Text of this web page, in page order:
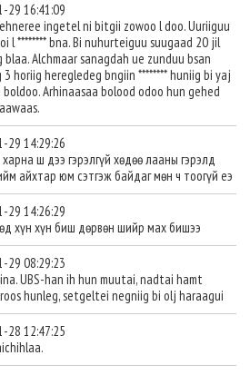
29 16:41:09
ingetel ni bitgii zowoo l doo. Uuriiguu
l ******** bna. Bi nuhurteiguu suugaad 20 jil
Alchmaar sanagdah ue zunduu bsan
3 horiig heregledeg bngiin ******** huniig bi yaj
Arhinaasaa bolood odoo hun gehed
29 14:29:26
ш дээ гэрэлгүй хөдөө лааны гэрэлд
айхтар юм сэтгэж байдаг мөн ч тоогүй еэ
29 14:26:29
хүн хүн биш дөрвөн шийр мах бишээ
29 08:29:23
UBS-han ih hun muutai, nadtai hamt
hunleg, setgeltei negniig bi olj haraagui
28 12:47:25